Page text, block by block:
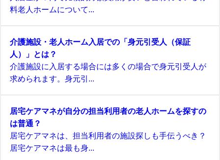
料老人ホームについて...
介護施設・老人ホーム入居での「身元引受人（保証
人）」とは？
介護施設に入居する場合には多くの場合で身元引受人が
求められます。身元引...
居宅ケアマネが自分の担当利用者の老人ホームを探すの
は普通？
居宅ケアマネは、担当利用者の施設探しも手伝うべき？
居宅ケアマネは最も身...